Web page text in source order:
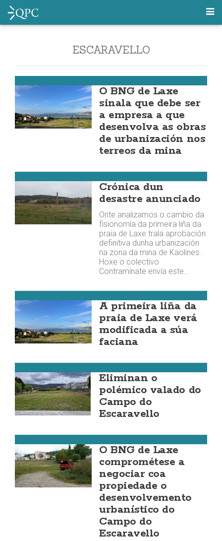
ESCARAVELLO
O BNG de Laxe
sinala que debe ser
a empresa a que
desenvolva as obras
de urbanización nos
terreos da mina
Crónica dun
desastre anunciado
Onte analizamos o cambio da
fisionomía da primeira liña da
praia de Laxe trala aprobación
definitiva dunha urbanización
na zona da mina de Kaolines .
Hoxe o colectivo
Contramínate envía este…
A primeira liña da
praia de Laxe verá
modificada a súa
faciana
Eliminan o
polémico valado do
Campo do
Escaravello
O BNG de Laxe
comprométese a
negociar coa
propiedade o
desenvolvemento
urbanístico do
Campo do
Escaravello